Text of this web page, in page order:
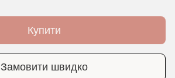
Купити
Замовити швидко